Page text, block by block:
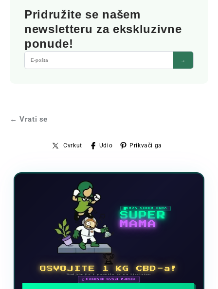
Pridružite se našem
newsletteru za ekskluzivne
ponude!
→
← Vrati se
Cvrkut Udio Prikvači ga
NOVA VIDEO IGRA
SUPER
MAMA
🏆
OSVOJITE 1 KG CBD-a!
Sudjelujte i popnite se na ljestvicu
🗓 NAGRADE SVAKI MJESEC